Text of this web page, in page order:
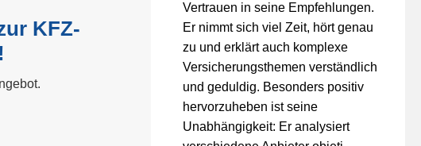
kontakt@marco-lemke.de
Vertrauen in seine Empfehlungen.
Er nimmt sich viel Zeit, hört genau
zu und erklärt auch komplexe
Versicherungsthemen verständlich
und geduldig. Besonders positiv
hervorzuheben ist seine
Unabhängigkeit: Er analysiert
KFZ-